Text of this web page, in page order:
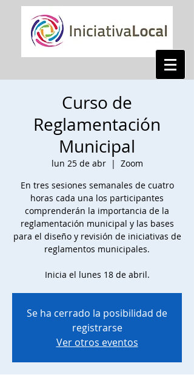
Curso de
Reglamentación
Municipal
lun 25 de abr
  |
Zoom
En tres sesiones semanales de cuatro
horas cada una los participantes
comprenderán la importancia de la
reglamentación municipal y las bases
para el diseño y revisión de iniciativas de
reglamentos municipales.
Inicia el lunes 18 de abril.
Se ha cerrado la posibilidad de
registrarse
Ver otros eventos